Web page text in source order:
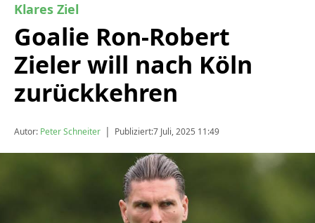
Klares Ziel
Goalie Ron-Robert
Zieler will nach Köln
zurückkehren
Autor: Peter Schneiter | Publiziert:7 Juli, 2025 11:49